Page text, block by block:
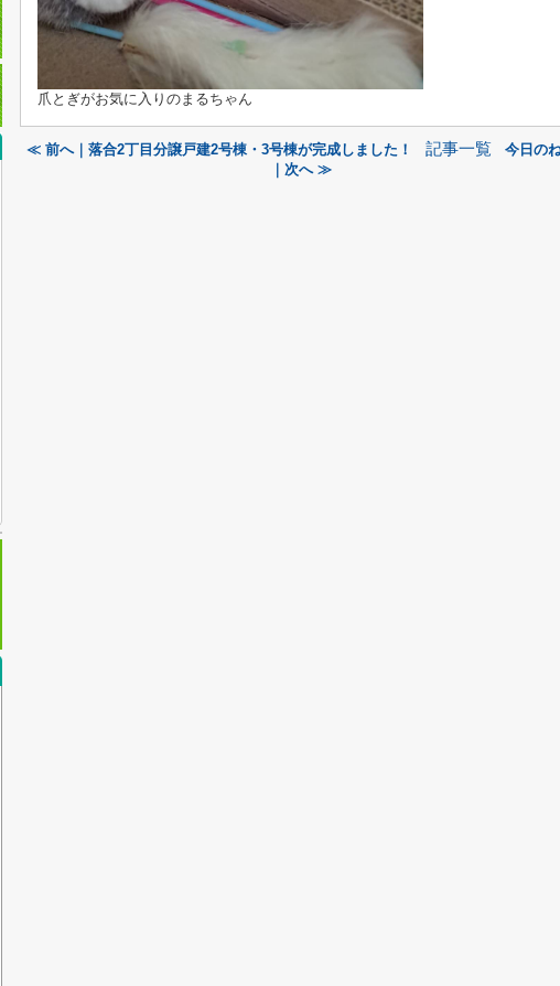
爪とぎがお気に入りのまるちゃん
≪ 前へ｜落合2丁目分譲戸建2号棟・3号棟が完成しました！ 記事一覧
今日の
｜次へ ≫